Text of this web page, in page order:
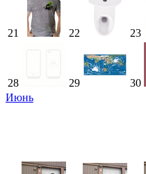
21 22 23
28 29 30
Июнь